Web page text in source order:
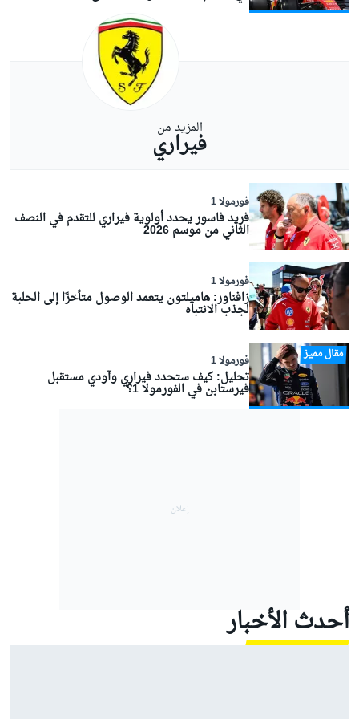
المزيد من
فيراري
فورمولا 1
فريد فاسور يحدد أولوية فيراري للتقدم في النصف
الثاني من موسم 2026
فورمولا 1
زافناور: هاميلتون يتعمد الوصول متأخرًا إلى الحلبة
لجذب الانتباه
مقال مميز فورمولا 1
تحليل: كيف ستحدد فيراري وآودي مستقبل
فيرستابن في الفورمولا 1؟
أحدث الأخبار